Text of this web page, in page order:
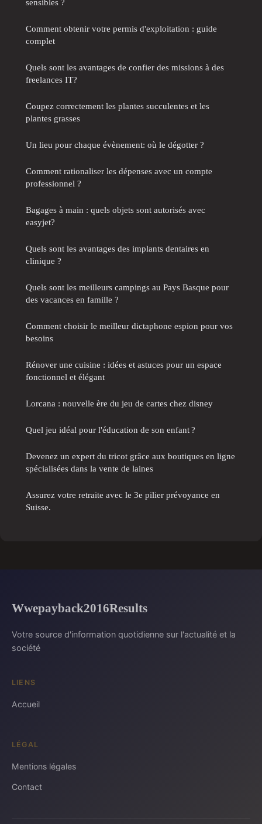
sensibles ?
Comment obtenir votre permis d'exploitation : guide
complet
Quels sont les avantages de confier des missions à des
freelances IT?
Coupez correctement les plantes succulentes et les
plantes grasses
Un lieu pour chaque évènement: où le dégotter ?
Comment rationaliser les dépenses avec un compte
professionnel ?
Bagages à main : quels objets sont autorisés avec
easyjet?
Quels sont les avantages des implants dentaires en
clinique ?
Quels sont les meilleurs campings au Pays Basque pour
des vacances en famille ?
Comment choisir le meilleur dictaphone espion pour vos
besoins
Rénover une cuisine : idées et astuces pour un espace
fonctionnel et élégant
Lorcana : nouvelle ère du jeu de cartes chez disney
Quel jeu idéal pour l'éducation de son enfant ?
Devenez un expert du tricot grâce aux boutiques en ligne
spécialisées dans la vente de laines
Assurez votre retraite avec le 3e pilier prévoyance en
Suisse.
Wwepayback2016Results
Votre source d'information quotidienne sur l'actualité et la
société
LIENS
Accueil
LÉGAL
Mentions légales
Contact